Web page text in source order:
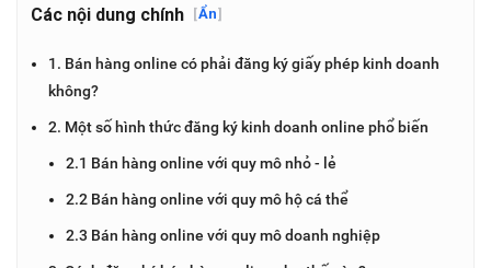
Các nội dung chính [Ẩn]
1. Bán hàng online có phải đăng ký giấy phép kinh doanh
không?
2. Một số hình thức đăng ký kinh doanh online phổ biến
2.1 Bán hàng online với quy mô nhỏ - lẻ
2.2 Bán hàng online với quy mô hộ cá thể
2.3 Bán hàng online với quy mô doanh nghiệp